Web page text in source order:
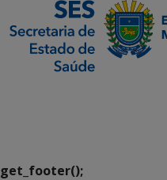
get_footer();